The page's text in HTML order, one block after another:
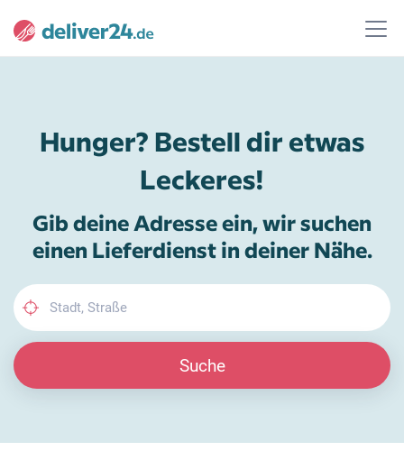
Hunger? Bestell dir etwas
Leckeres!
Gib deine Adresse ein, wir suchen
einen Lieferdienst in deiner Nähe.
Suche